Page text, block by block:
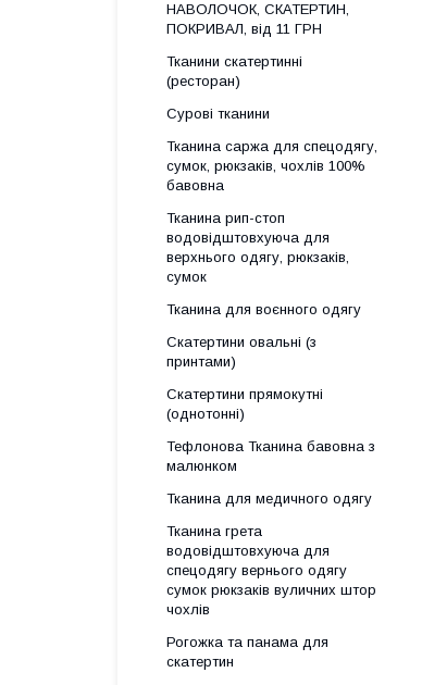
НАВОЛОЧОК, СКАТЕРТИН,
ПОКРИВАЛ, від 11 ГРН
Тканини скатертинні
(ресторан)
Сурові тканини
Тканина саржа для спецодягу,
сумок, рюкзаків, чохлів 100%
бавовна
Тканина рип-стоп
водовідштовхуюча для
верхнього одягу, рюкзаків,
сумок
Тканина для воєнного одягу
Скатертини овальні (з
принтами)
Скатертини прямокутні
(однотонні)
Тефлонова Тканина бавовна з
малюнком
Тканина для медичного одягу
Тканина грета
водовідштовхуюча для
спецодягу вернього одягу
сумок рюкзаків вуличних штор
чохлів
Рогожка та панама для
скатертин